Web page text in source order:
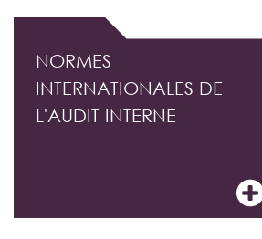
NORMES
INTERNATIONALES DE
L'AUDIT INTERNE